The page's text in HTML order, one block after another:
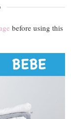
before using this